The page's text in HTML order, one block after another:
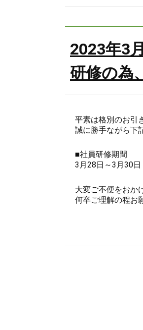
2023年3
研修の為
平素は格別のお引
誠に勝手ながら下
■社員研修期間
3月28日～3月30日
大変ご不便をおか
何卒ご理解の程お